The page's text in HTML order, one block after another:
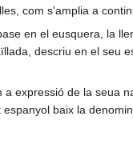
com s'amplia a
en el eusquera, la
descriu en el seu
a expressió de la seua
baix la